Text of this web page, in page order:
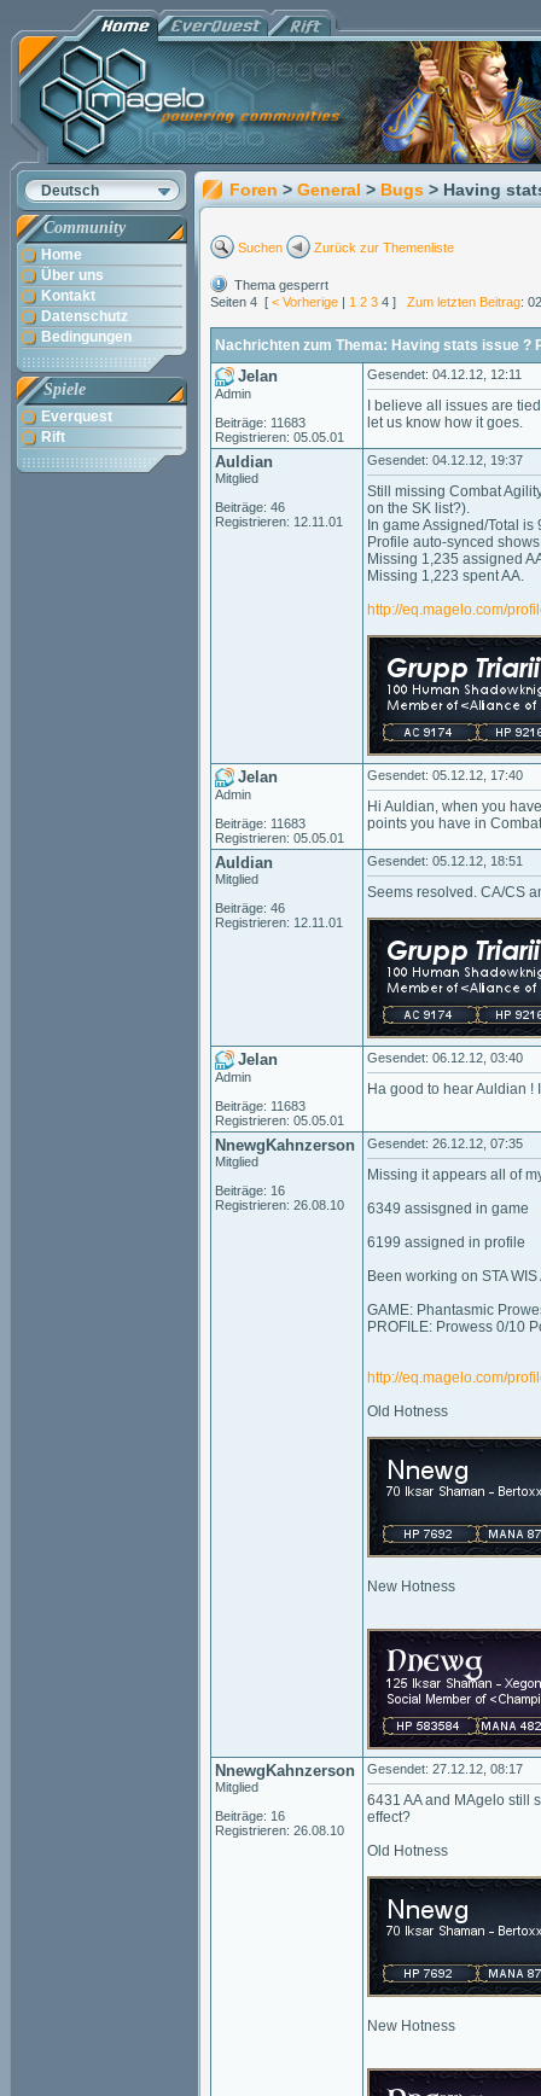
Deutsch
Community
Home
Über uns
Kontakt
Datenschutz
Bedingungen
Spiele
Everquest
Rift
Foren > General > Bugs > Having
Suchen Zurück zur Themenliste
Thema gesperrt
Seiten 4 [ < Vorherige | 1 2 3 4 ] Zum letzten Beitrag:
Nachrichten zum Thema: Having stats issue ?
Jelan
Admin
Beiträge: 11683
Registrieren: 05.05.01
Gesendet: 04.12.12, 12:11
I believe all issues are
let us know how it goes.
Auldian
Mitglied
Beiträge: 46
Registrieren: 12.11.01
Gesendet: 04.12.12, 19:37
Still missing Combat
on the SK list?).
In game Assigned/Total is
Profile auto-synced
Missing 1,235 assigned
Missing 1,223 spent AA.
http://eq.magelo.com/
Jelan
Admin
Beiträge: 11683
Registrieren: 05.05.01
Gesendet: 05.12.12, 17:40
Hi Auldian, when you
points you have in
Auldian
Mitglied
Beiträge: 46
Registrieren: 12.11.01
Gesendet: 05.12.12, 18:51
Seems resolved. CA/CS
Jelan
Admin
Beiträge: 11683
Registrieren: 05.05.01
Gesendet: 06.12.12, 03:40
Ha good to hear Auldian
NnewgKahnzerson
Mitglied
Beiträge: 16
Registrieren: 26.08.10
Gesendet: 26.12.12, 07:35
Missing it appears all of
6349 assisgned in game
6199 assigned in profile
Been working on STA
GAME: Phantasmic
PROFILE: Prowess 0/10
http://eq.magelo.com/
Old Hotness
New Hotness
NnewgKahnzerson
Mitglied
Beiträge: 16
Registrieren: 26.08.10
Gesendet: 27.12.12, 08:17
6431 AA and MAgelo still
effect?
Old Hotness
New Hotness